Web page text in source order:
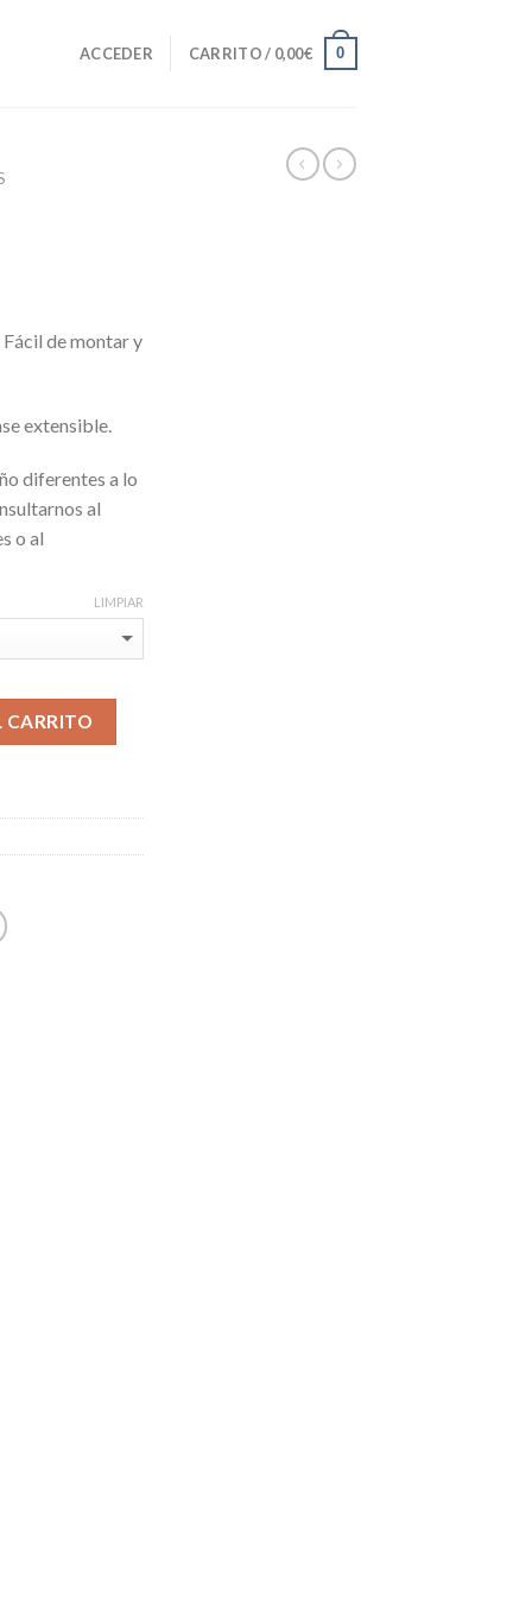
ACCEDER CARRITO / 0,00€ 0
de montar y
extensible.
diferentes a lo
al
o al
LIMPIAR
CARRITO